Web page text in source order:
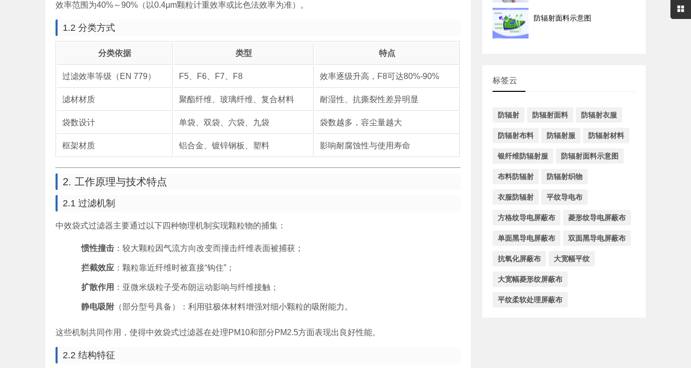
效率范围为40%～90%（以0.4μm颗粒计重效率或比色法效率为准）。
1.2 分类方式
分类依据 类型 特点
过滤效率等级（EN 779） F5、F6、F7、F8 效率逐级升高，F8可达80%-90%
滤材材质 聚酯纤维、玻璃纤维、复合材料 耐湿性、抗撕裂性差异明显
袋数设计 单袋、双袋、六袋、九袋 袋数越多，容尘量越大
框架材质 铝合金、镀锌钢板、塑料 影响耐腐蚀性与使用寿命
2. 工作原理与技术特点
2.1 过滤机制
中效袋式过滤器主要通过以下四种物理机制实现颗粒物的捕集：
惯性撞击 ：较大颗粒因气流方向改变而撞击纤维表面被捕获；
拦截效应 ：颗粒靠近纤维时被直接“钩住”；
扩散作用 ：亚微米级粒子受布朗运动影响与纤维接触；
静电吸附 （部分型号具备）：利用驻极体材料增强对细小颗粒的吸附能力。
这些机制共同作用，使得中效袋式过滤器在处理PM10和部分PM2.5方面表现出良好性能。
2.2 结构特征
防辐射面料示意图
标签云
防辐射 防辐射面料 防辐射衣服
防辐射布料 防辐射服 防辐射材料
银纤维防辐射服 防辐射面料示意图
布料防辐射 防辐射织物
衣服防辐射 平纹导电布
方格纹导电屏蔽布 菱形纹导电屏蔽布
单面黑导电屏蔽布 双面黑导电屏蔽布
抗氧化屏蔽布 大宽幅平纹
大宽幅菱形纹屏蔽布
平纹柔软处理屏蔽布